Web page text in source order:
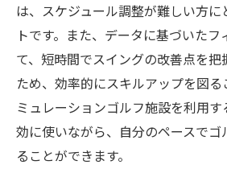
は、スケジュール調整が難しい方に
トです。また、データに基づいた
て、短時間でスイングの改善点を
ため、効率的にスキルアップを図
ミュレーションゴルフ施設を利用
効に使いながら、自分のペースで
ることができます。